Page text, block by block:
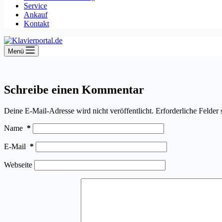
Service
Ankauf
Kontakt
Menü
Schreibe einen Kommentar
Deine E-Mail-Adresse wird nicht veröffentlicht. Erforderliche Felder
Name *
E-Mail *
Webseite